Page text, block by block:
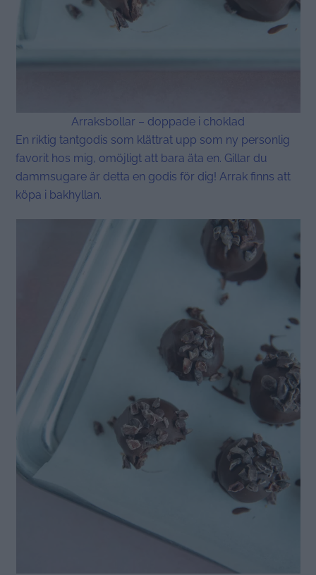
Arraksbollar – doppade i choklad
En riktig tantgodis som klättrat upp som ny personlig
favorit hos mig, omöjligt att bara äta en. Gillar du
dammsugare är detta en godis för dig! Arrak finns att
köpa i bakhyllan.